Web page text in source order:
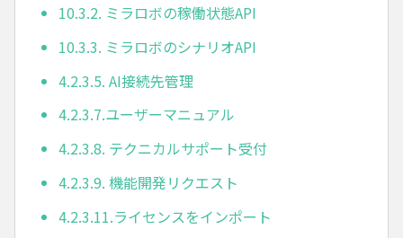
10.3.2. ミラロボの稼働状態API
10.3.3. ミラロボのシナリオAPI
4.2.3.5. AI接続先管理
4.2.3.7.ユーザーマニュアル
4.2.3.8. テクニカルサポート受付
4.2.3.9. 機能開発リクエスト
4.2.3.11.ライセンスをインポート